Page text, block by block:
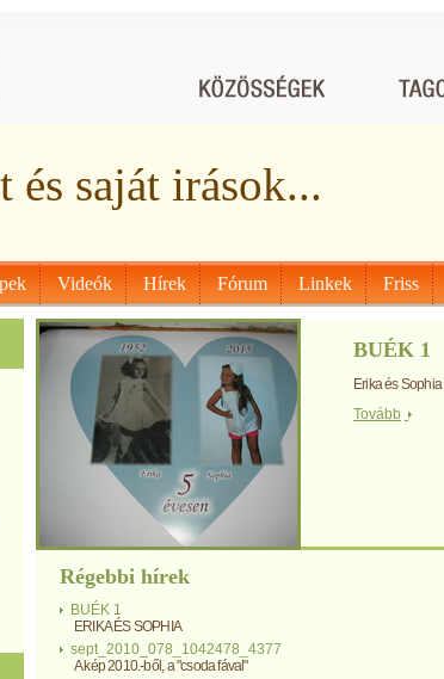
és saját irások...
Videók Hírek Fórum Linkek Friss
BUÉK 1
Erika és Sophia
Tovább
Régebbi hírek
BUÉK 1
ERIKA ÉS SOPHIA
sept_2010_078_1042478_4377
A kép 2010.-ből, a "csoda fával"